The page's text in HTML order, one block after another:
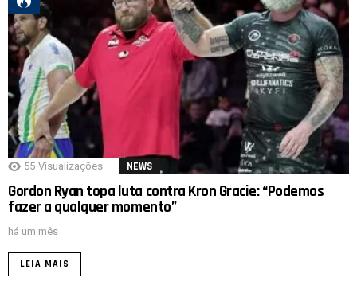
55 Visualizações NEWS
Gordon Ryan topa luta contra Kron Gracie: “Podemos
fazer a qualquer momento”
há um mês
LEIA MAIS